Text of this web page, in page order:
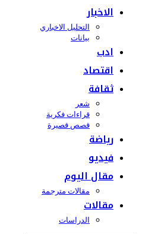
الاخبار
التحليل الاخباري
بيانات
ادب
اقتصاد
ثقافة
شعر
قراءات فكرية
قصص قصيرة
رياضة
فيديو
مقال اليوم
مقالات مترجمة
مقالات
الدراسات